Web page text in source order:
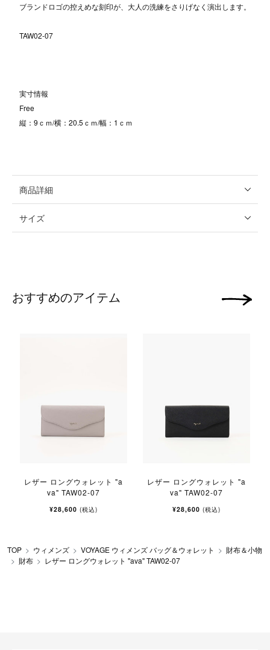
ブランドロゴの控えめな刻印が、大人の洗練をさりげなく演出します。
TAW02-07
実寸情報
Free
縦：9ｃｍ/横：20.5ｃｍ/幅：1ｃｍ
商品詳細
サイズ
おすすめのアイテム
レザー ロングウォレット "a
va" TAW02-07
¥28,600 (税込)
レザー ロングウォレット "a
va" TAW02-07
¥28,600 (税込)
次の画像
TOP ウィメンズ VOYAGE ウィメンズ バッグ＆ウォレット
財布＆小物
財布
レザー ロングウォレット "ava" TAW02-07